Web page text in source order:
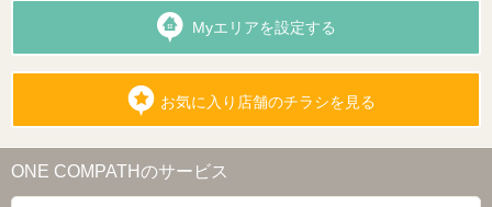
Myエリアを設定する
お気に入り店舗のチラシを見る
ONE COMPATHのサービス